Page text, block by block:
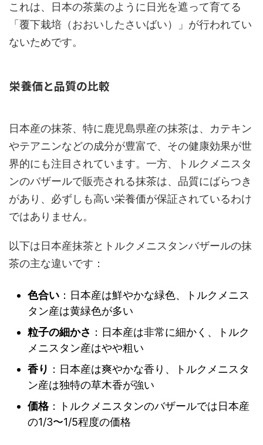
これは、日本の茶葉のように日光を遮って育てる
「覆下栽培（おおいしたさいばい）」が行われてい
ないためです。
栄養価と品質の比較
日本産の抹茶、特に鹿児島県産の抹茶は、カテキン
やテアニンなどの成分が豊富で、その健康効果が世
界的にも注目されています。一方、トルクメニスタ
ンのバザールで販売される抹茶は、品質にばらつき
があり、必ずしも高い栄養価が保証されているわけ
ではありません。
以下は日本産抹茶とトルクメニスタンバザールの抹
茶の主な違いです：
色合い ：日本産は鮮やかな緑色、トルクメニス
タン産は黄緑色が多い
粒子の細かさ ：日本産は非常に細かく、トルク
メニスタン産はやや粗い
香り ：日本産は爽やかな香り、トルクメニスタ
ン産は独特の草木香が強い
価格：トルクメニスタンのバザールでは日本産
の1/3〜1/5程度の価格